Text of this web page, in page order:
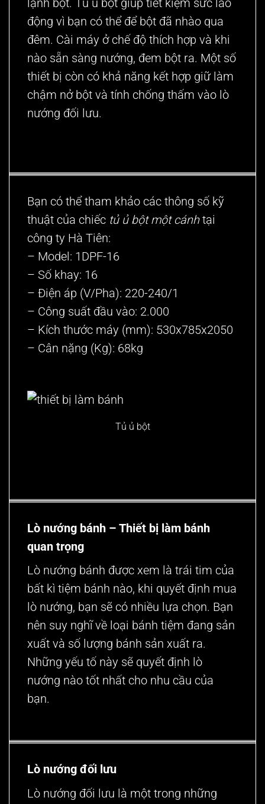
lạnh bột. Tủ ủ bột giúp tiết kiệm sức lao
động vì bạn có thể để bột đã nhào qua
đêm. Cài máy ở chế độ thích hợp và khi
nào sẵn sàng nướng, đem bột ra. Một số
thiết bị còn có khả năng kết hợp giữ làm
chậm nở bột và tính chống thấm vào lò
nướng đối lưu.
Bạn có thể tham khảo các thông số kỹ
thuật của chiếc tủ ủ bột một cánhtại
công ty Hà Tiên:
– Model: 1DPF-16
– Số khay: 16
– Điện áp (V/Pha): 220-240/1
– Công suất đầu vào: 2.000
– Kích thước máy (mm): 530x785x2050
– Cân nặng (Kg): 68kg
Tủ ủ bột
Lò nướng bánh – Thiết bị làm bánh
quan trọng
Lò nướng bánh được xem là trái tim của
bất kì tiệm bánh nào, khi quyết định mua
lò nướng, bạn sẽ có nhiều lựa chọn. Bạn
nên suy nghĩ về loại bánh tiệm đang sản
xuất và số lượng bánh sản xuất ra.
Những yếu tố này sẽ quyết định lò
nướng nào tốt nhất cho nhu cầu của
bạn.
Lò nướng đối lưu
Lò nướng đối lưu là một trong những